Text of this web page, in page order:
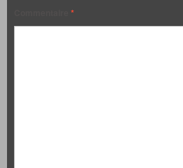
*